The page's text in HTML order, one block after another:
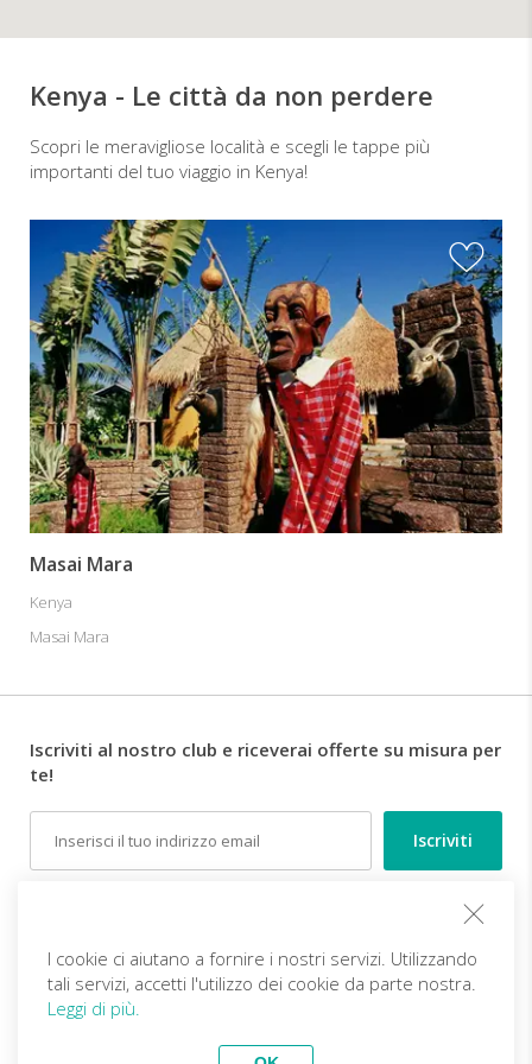
Kenya - Le città da non perdere
Scopri le meravigliose località e scegli le tappe più
importanti del tuo viaggio in Kenya!
Masai Mara
Kenya
Masai Mara
Iscriviti al nostro club e riceverai offerte su misura per
te!
IT (EUR) Diventa partner
Kframe Interactive S.A.
I cookie ci aiutano a fornire i nostri servizi. Utilizzando
tali servizi, accetti l'utilizzo dei cookie da parte nostra.
Leggi di più.